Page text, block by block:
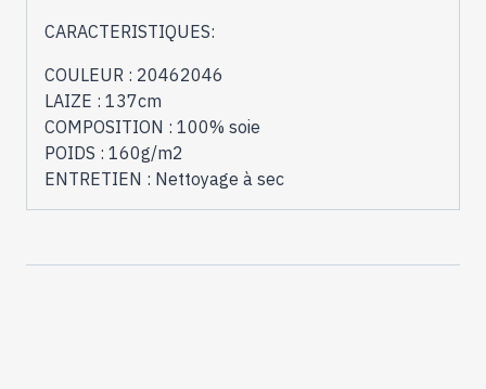
CARACTERISTIQUES:
COULEUR : 20462046
LAIZE : 137cm
COMPOSITION : 100% soie
POIDS : 160g/m2
ENTRETIEN : Nettoyage à sec